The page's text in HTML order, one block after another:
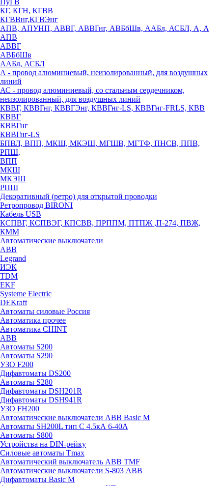
ПуГВ
КГ, КГН, КГВВ
КГВВнг,КГВЭнг
АПВ, АПУНП, АВВГ, АВВГнг, АВБбШв, ААБл, АСБЛ, А, А
АПВ
АВВГ
АВБбШв
ААБл, АСБЛ
А - провод алюминиевый, неизолированный, для воздушных
линий
АС - провод алюминиевый, со стальным сердечником,
неизолированный, для воздушных линий
КВВГ, КВВГнг, КВВГЭнг, КВВГнг-LS, КВВГнг-FRLS, КВВ
КВВГ
КВВГнг
КВВГнг-LS
БПВЛ, ВПП, МКШ, МКЭШ, МГШВ, МГТФ, ПНСВ, ППВ,
РПШ,
ВПП
МКШ
МКЭШ
РПШ
Декоративный (ретро) для открытой проводки
Ретропровод BIRONI
Кабель USB
КСПВГ, КСПВЭГ, КПСВВ, ПРППМ, ПТПЖ ,П-274, ПВЖ,
КММ
Автоматические выключатели
ABB
Legrand
ИЭК
TDM
EKF
Systeme Electric
DEKraft
Автоматы силовые Россия
Автоматика прочее
Автоматика CHINT
ABB
Автоматы S200
Автоматы S290
УЗО F200
Дифавтоматы DS200
Автоматы S280
Дифавтоматы DSH201R
Дифавтоматы DSH941R
УЗО FH200
Автоматические выключатели ABB Basic M
Автоматы SH200L тип С 4.5кА 6-40А
Автоматы S800
Устройства на DIN-рейку
Силовые автоматы Tmax
Автоматический выключатель ABB TMF
Автоматические выключатели S-803 АВВ
Дифавтоматы Basic M